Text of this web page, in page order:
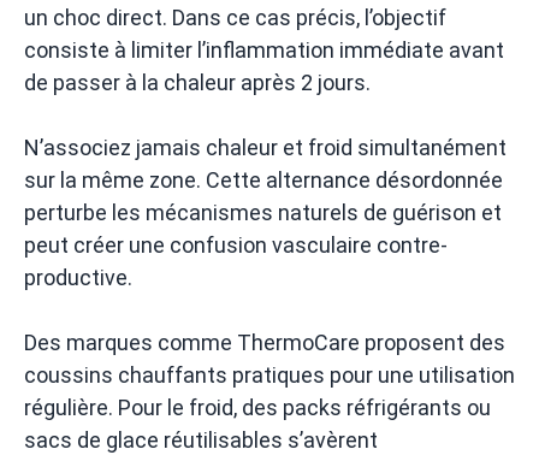
un choc direct. Dans ce cas précis, l’objectif
consiste à limiter l’inflammation immédiate avant
de passer à la chaleur après 2 jours.
N’associez jamais chaleur et froid simultanément
sur la même zone. Cette alternance désordonnée
perturbe les mécanismes naturels de guérison et
peut créer une confusion vasculaire contre-
productive.
Des marques comme ThermoCare proposent des
coussins chauffants pratiques pour une utilisation
régulière. Pour le froid, des packs réfrigérants ou
sacs de glace réutilisables s’avèrent